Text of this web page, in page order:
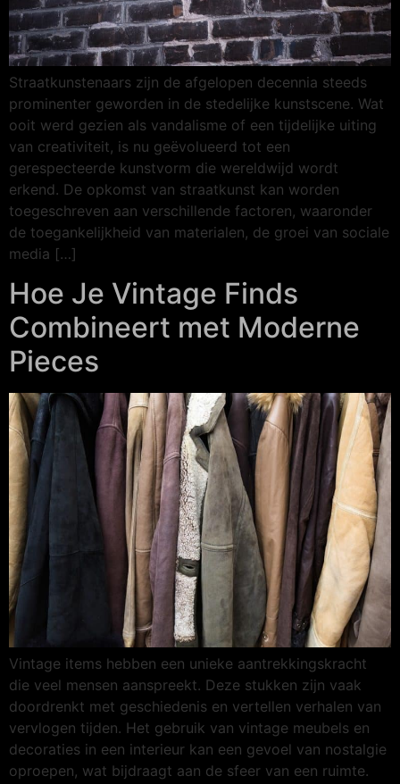
Straatkunstenaars zijn de afgelopen decennia steeds
prominenter geworden in de stedelijke kunstscene. Wat
ooit werd gezien als vandalisme of een tijdelijke uiting
van creativiteit, is nu geëvolueerd tot een
gerespecteerde kunstvorm die wereldwijd wordt
erkend. De opkomst van straatkunst kan worden
toegeschreven aan verschillende factoren, waaronder
de toegankelijkheid van materialen, de groei van sociale
media […]
Hoe Je Vintage Finds
Combineert met Moderne
Pieces
Vintage items hebben een unieke aantrekkingskracht
die veel mensen aanspreekt. Deze stukken zijn vaak
doordrenkt met geschiedenis en vertellen verhalen van
vervlogen tijden. Het gebruik van vintage meubels en
decoraties in een interieur kan een gevoel van nostalgie
oproepen, wat bijdraagt aan de sfeer van een ruimte.